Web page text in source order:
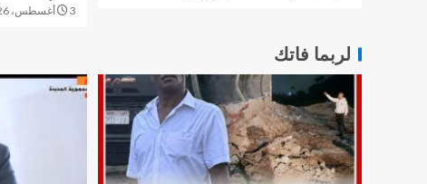
3 أغسطس، 2026
لربما فاتك